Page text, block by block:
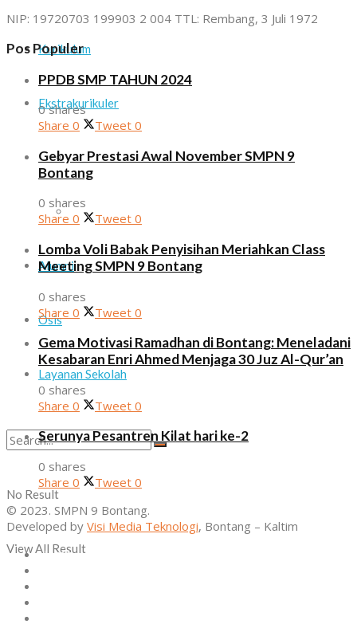
Kurikulum
Ekstrakurikuler
Paskib
Pramuka
Alumni
Osis
Layanan Sekolah
No Result
View All Result
NIP: 19720703 199903 2 004 TTL: Rembang, 3 Juli 1972
Pos Populer
PPDB SMP TAHUN 2024
0 shares
Share 0 Tweet 0
Gebyar Prestasi Awal November SMPN 9
Bontang
0 shares
Share 0 Tweet 0
Lomba Voli Babak Penyisihan Meriahkan Class
Meeting SMPN 9 Bontang
0 shares
Share 0 Tweet 0
Gema Motivasi Ramadhan di Bontang: Meneladani
Kesabaran Enri Ahmed Menjaga 30 Juz Al-Qur’an
0 shares
Share 0 Tweet 0
Serunya Pesantren Kilat hari ke-2
0 shares
Share 0 Tweet 0
© 2023. SMPN 9 Bontang.
Developed by Visi Media Teknologi, Bontang – Kaltim
Home